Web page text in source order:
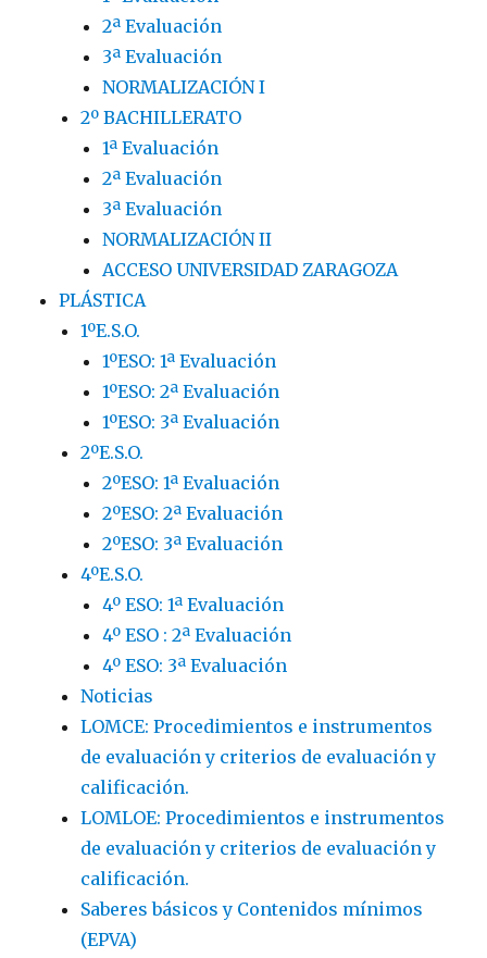
2ª Evaluación
3ª Evaluación
NORMALIZACIÓN I
2º BACHILLERATO
1ª Evaluación
2ª Evaluación
3ª Evaluación
NORMALIZACIÓN II
ACCESO UNIVERSIDAD ZARAGOZA
PLÁSTICA
1ºE.S.O.
1ºESO: 1ª Evaluación
1ºESO: 2ª Evaluación
1ºESO: 3ª Evaluación
2ºE.S.O.
2ºESO: 1ª Evaluación
2ºESO: 2ª Evaluación
2ºESO: 3ª Evaluación
4ºE.S.O.
4º ESO: 1ª Evaluación
4º ESO : 2ª Evaluación
4º ESO: 3ª Evaluación
Noticias
LOMCE: Procedimientos e instrumentos
de evaluación y criterios de evaluación y
calificación.
LOMLOE: Procedimientos e instrumentos
de evaluación y criterios de evaluación y
calificación.
Saberes básicos y Contenidos mínimos
(EPVA)